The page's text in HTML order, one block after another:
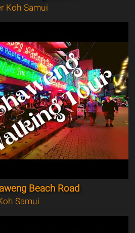
Koh Samui
Beach Road
Samui